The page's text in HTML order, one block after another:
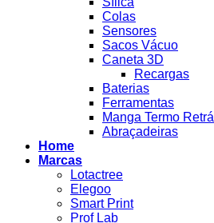
Colas
Sensores
Sacos Vácuo
Caneta 3D
Recargas
Baterias
Ferramentas
Manga Termo
Abraçadeiras
Home
Marcas
Lotactree
Elegoo
Smart Print
Prof Lab